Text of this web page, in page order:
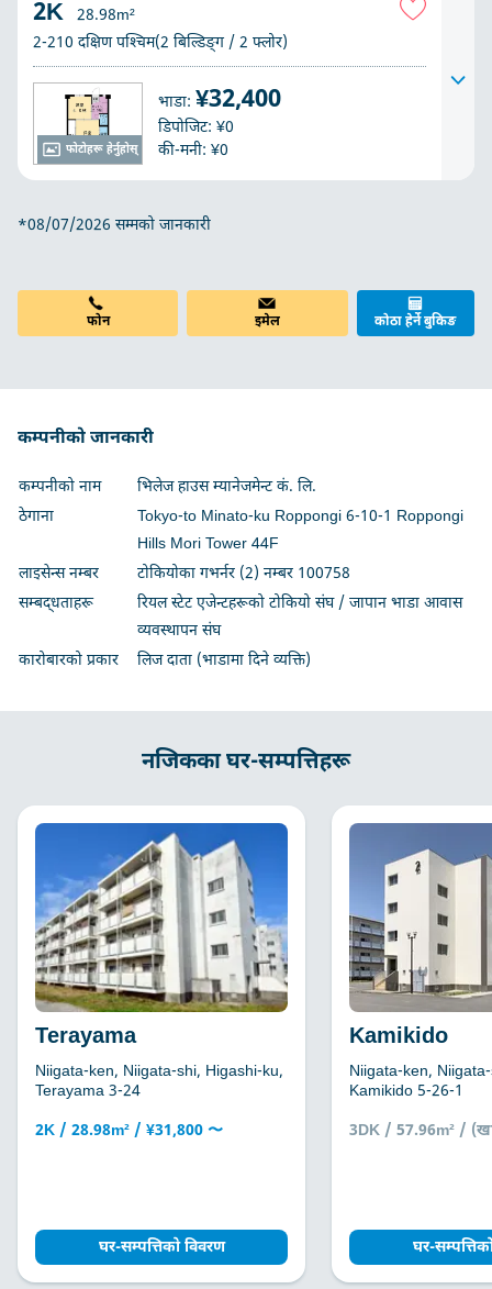
फोटोहरू हेर्नुहोस्
2K
28.98m²
2-210 दक्षिण पश्चिम(2 बिल्डिङ्ग / 2 फ्लोर)
भाडा: ¥32,400
डिपोजिट: ¥0
की-मनी: ¥0
*08/07/2026 सम्मको जानकारी
फोन इमेल कोठा हेर्ने बुकिङ
कम्पनीको जानकारी
कम्पनीको नाम
भिलेज हाउस म्यानेजमेन्ट कं. लि.
ठेगाना
Tokyo-to Minato-ku Roppongi 6-10-1 Roppongi
Hills Mori Tower 44F
लाइसेन्स नम्बर
टोकियोका गभर्नर (2) नम्बर 100758
सम्बद्धताहरू
रियल स्टेट एजेन्टहरूको टोकियो संघ / जापान भाडा आवास
व्यवस्थापन संघ
कारोबारको प्रकार
लिज दाता (भाडामा दिने व्यक्ति)
नजिकका घर-सम्पत्तिहरू
Terayama
Niigata-ken, Niigata-shi, Higashi-ku,
Terayama 3-24
2K / 28.98m² / ¥31,800 〜
घर-सम्पत्तिको विवरण
Kamikido
Niigata-ken,
Kamikido 5-26-1
3DK / 57.96m² /
घर-